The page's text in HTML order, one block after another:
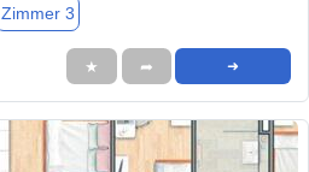
Zimmer 3
★ ➦ ➜